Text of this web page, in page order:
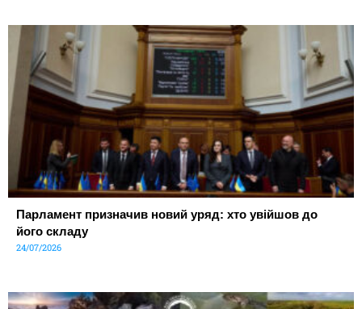
Парламент призначив новий уряд: хто увійшов до
його складу
24/07/2026